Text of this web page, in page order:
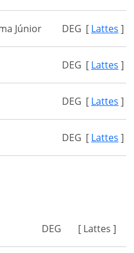
Júnior DEG [ Lattes ]
DEG [ Lattes ]
DEG [ Lattes ]
DEG [ Lattes ]
DEG [ Lattes ]